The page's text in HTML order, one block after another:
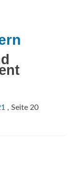
, Seite 20